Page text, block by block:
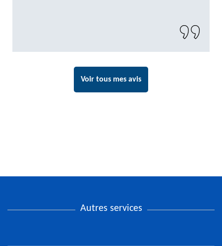
Voir tous mes avis
Autres services